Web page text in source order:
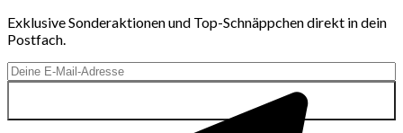
Exklusive Sonderaktionen und Top-Schnäppchen direkt in dein
Postfach.